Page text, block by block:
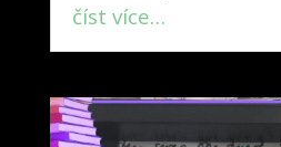
číst více…